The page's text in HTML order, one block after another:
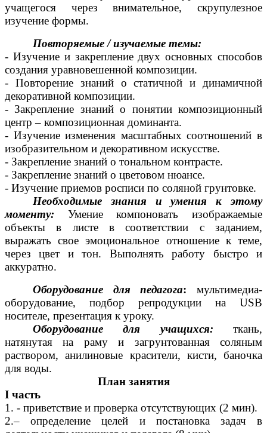
учащегося через внимательное, скрупулезное
изучение формы.
Повторяемые / изучаемые темы:
- Изучение и закрепление двух основных способов
создания уравновешенной композиции.
- Повторение знаний о статичной и динамичной
декоративной композиции.
- Закрепление знаний о понятии композиционный
центр – композиционная доминанта.
- Изучение изменения масштабных соотношений в
изобразительном и декоративном искусстве.
- Закрепление знаний о тональном контрасте.
- Закрепление знаний о цветовом нюансе.
- Изучение приемов росписи по соляной грунтовке.
Необходимые знания и умения к этому
моменту: Умение компоновать изображаемые
объекты в листе в соответствии с заданием,
выражать свое эмоциональное отношение к теме,
через цвет и тон. Выполнять работу быстро и
аккуратно.
Оборудование для педагога:мультимедиа-
оборудование, подбор репродукции на USB
носителе, презентация к уроку.
Оборудование для учащихся: ткань,
натянутая на раму и загрунтованная соляным
раствором, анилиновые красители, кисти, баночка
для воды.
План занятия
I часть
1. - приветствие и проверка отсутствующих (2 мин).
2.– определение целей и постановка задач в